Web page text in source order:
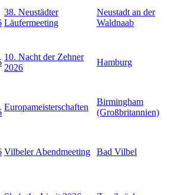
38. Neustädter
Läufermeeting
Neustadt an der
Waldnaab
10. Nacht der Zehner
2026
Hamburg
Europameisterschaften
Birmingham
(Großbritannien)
Vilbeler Abendmeeting Bad Vilbel